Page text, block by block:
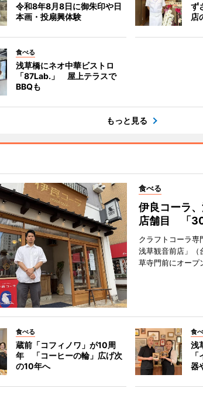
令和8年8月8日に御朱印や日
本画・投扇興体験
ず
店
食べる
浅草橋にネオ中華ビストロ
「87Lab.」 屋上テラスで
BBQも
もっと見る
食べる
伊良コーラ
店舗目 「
クラフトコーラ専
浅草観音前店」（
草寺門前にオープ
食べる
蔵前「コフィノワ」が10周
年 「コーヒーの輪」広げ次
の10年へ
食
浅
器